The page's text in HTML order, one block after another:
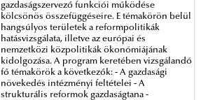
gazdaságszervező funkciói működése
kölcsönös összefüggéseire. E témakörön belül
hangsúlyos területek a reformpolitikák
hatásvizsgálata, illetve az európai és
nemzetközi közpolitikák ökonómiájának
kidolgozása. A program keretében vizsgálandó
fő témakörök a következők: - A gazdasági
növekedés intézményi feltételei - A
strukturális reformok gazdaságtana -